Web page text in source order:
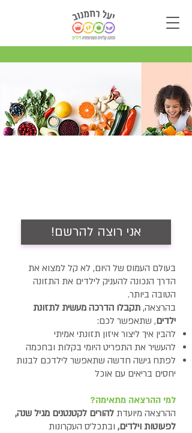
!אני רוצה להרשם
בעולם העמוס של היום, לא קל למצוא את
הדרך הנכונה להעניק לילדים את התזונה
הטובה ביותר.
בהרצאה, תקבלו הדרכה מעשית לתזונת
ילדים, שתאפשר לכם:
להבין איך ליצור איזון תזונתי אמיתי
להעשיר את התפריט היומי בקלות ובחכמה
לפתח גישה חדשה שתאפשר לילדכם לבנות
יחסים בריאים עם אוכל
למי ההרצאה מתאימה?
ההרצאה מיועדת להורים לקטנטנים מגיל שנה,
לפעוטות וילדים, ובתכל'ס העקרונות